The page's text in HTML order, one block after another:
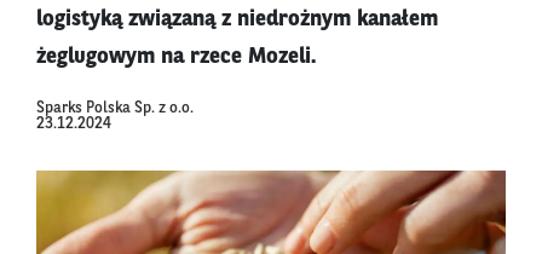
logistyką związaną z niedrożnym kanałem
żeglugowym na rzece Mozeli.
Sparks Polska Sp. z o.o.
23.12.2024